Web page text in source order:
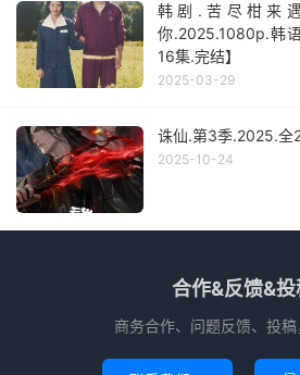
韩剧.苦尽柑来
你.2025.1080p.韩
16集.完结】
2025-03-29
诛仙.第3季.2025.全
2025-10-24
合作&反馈&投
商务合作、问题反馈、投